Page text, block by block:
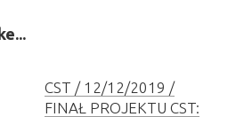
CST / 12/12/2019 /
FINAŁ PROJEKTU CST: